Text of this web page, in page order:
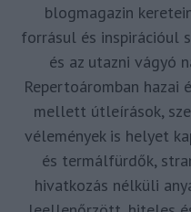
blogmagazin
forrásul és inspirációul
és az utazni vágyó
Repertoáromban hazai
mellett útleírások,
vélemények is helyet
és termálfürdők,
hivatkozás nélküli